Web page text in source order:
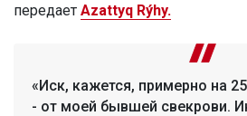
передает Azattyq Rýhy.
«Иск, кажется, примерно на
- от моей бывшей свекрови.